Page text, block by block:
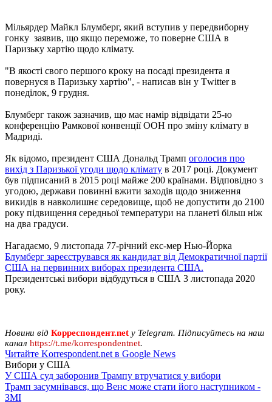
Мільярдер Майкл Блумберг, який вступив у передвиборну
гонку заявив, що якщо переможе, то поверне США в
Паризьку хартію щодо клімату.
"В якості свого першого кроку на посаді президента я
повернуся в Паризьку хартію", - написав він у Тwitter в
понеділок, 9 грудня.
Блумберг також зазначив, що має намір відвідати 25-ю
конференцію Рамкової конвенції ООН про зміну клімату в
Мадриді.
Як відомо, президент США Дональд Трамп оголосив про
вихід з Паризької угоди щодо клімату в 2017 році. Документ
був підписаний в 2015 році майже 200 країнами. Відповідно з
угодою, держави повинні вжити заходів щодо зниження
викидів в навколишнє середовище, щоб не допустити до 2100
року підвищення середньої температури на планеті більш ніж
на два градуси.
Нагадаємо, 9 листопада 77-річний екс-мер Нью-Йорка
Блумберг зареєструвався як кандидат від Демократичної партії
США на первинних виборах президента США.
Президентські вибори відбудуться в США 3 листопада 2020
року.
Новини від Корреспондент.net у Telegram. Підписуйтесь на наш
канал https://t.me/korrespondentnet.
Читайте Korrespondent.net в Google News
Вибори у США
У США суд заборонив Трампу втручатися у вибори
Трамп засумнівався, що Венс може стати його наступником -
ЗМІ